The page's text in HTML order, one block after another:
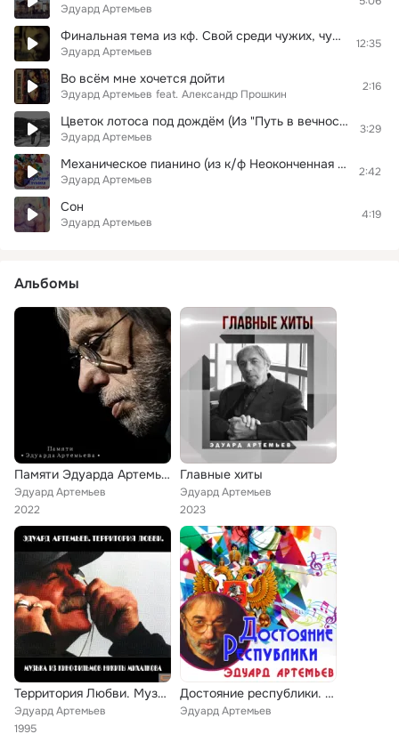
Эдуард Артемьев
Финальная тема из кф. Свой среди чужих, чужой среди своих
Эдуард Артемьев
12:35
Во всём мне хочется дойти
Эдуард Артемьев feat. Александр Прошкин
2:16
Цветок лотоса под дождём (Из "Путь в вечность")
Эдуард Артемьев
3:29
Механическое пианино (из к/ф Неоконченная пьеса для механического пианино)
Эдуард Артемьев
2:42
Сон
Эдуард Артемьев
4:19
Альбомы
Памяти Эдуарда Артемьева
Эдуард Артемьев
2022
Главные хиты
Эдуард Артемьев
2023
Территория Любви. Музыка из кинофильмов Никиты Михалкова (CD1)
Эдуард Артемьев
1995
Достояние республики. Эдуард Артемьев
Эдуард Артемьев